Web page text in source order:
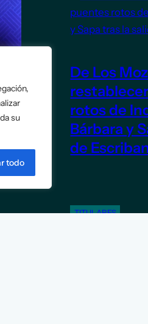
su
todo
a
De Los
rotos de
Bárbara y
de
TITULARES